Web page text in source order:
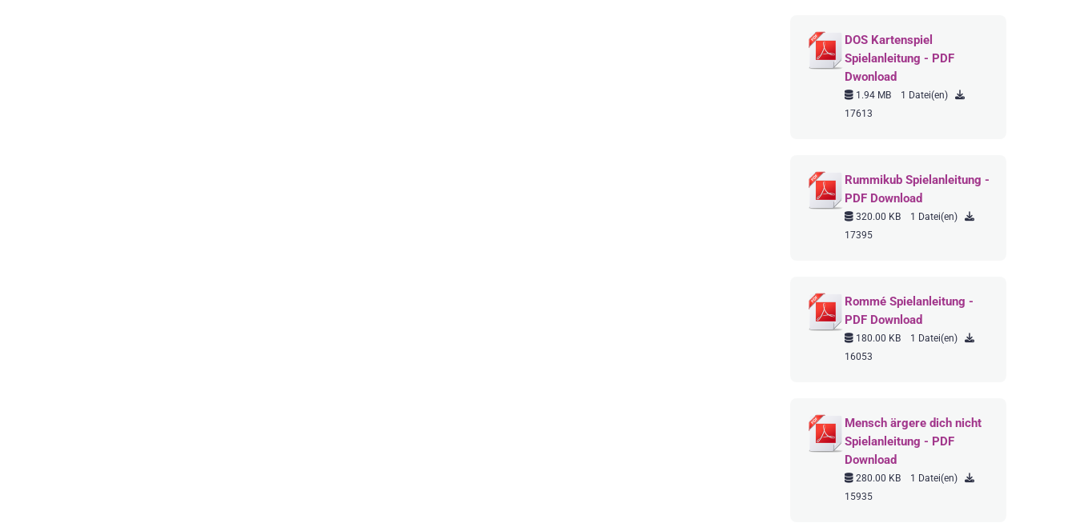
DOS Kartenspiel
Spielanleitung - PDF
Dwonload
1.94 MB
1 Datei(en)
17613
Rummikub Spielanleitung -
PDF Download
320.00 KB
1 Datei(en)
17395
Rommé Spielanleitung -
PDF Download
180.00 KB
1 Datei(en)
16053
Mensch ärgere dich nicht
Spielanleitung - PDF
Download
280.00 KB
1 Datei(en)
15935